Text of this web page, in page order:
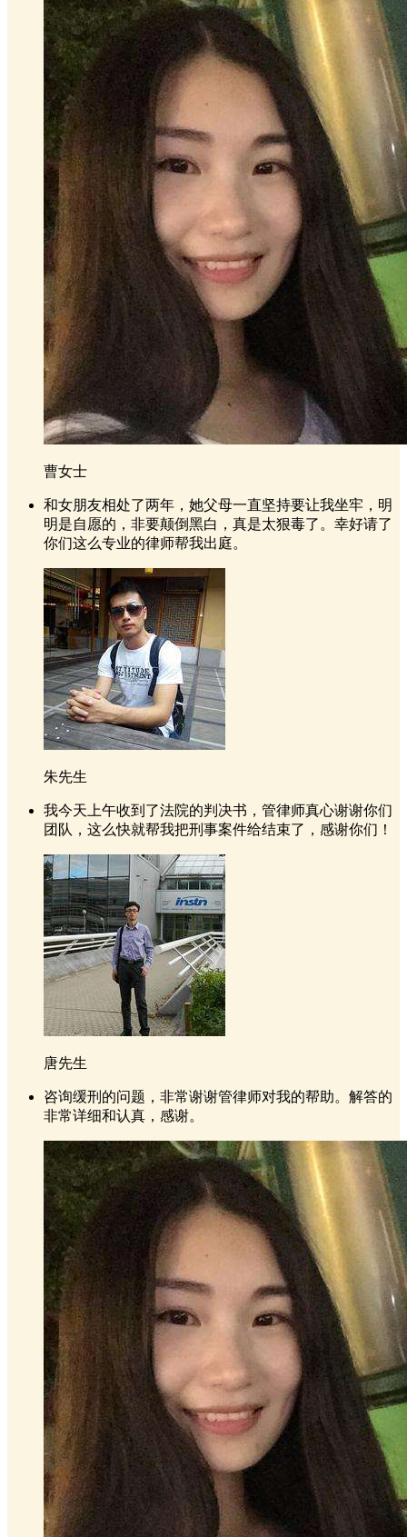
曹女士
和女朋友相处了两年，她父母一直坚持要让我坐牢，明
明是自愿的，非要颠倒黑白，真是太狠毒了。幸好请了
你们这么专业的律师帮我出庭。
朱先生
我今天上午收到了法院的判决书，管律师真心谢谢你们
团队，这么快就帮我把刑事案件给结束了，感谢你们！
唐先生
咨询缓刑的问题，非常谢谢管律师对我的帮助。解答的
非常详细和认真，感谢。